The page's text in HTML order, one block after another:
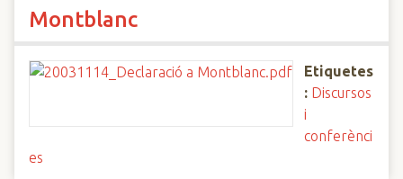
Montblanc
Etiquetes
: Discursos
i
conferènci
es